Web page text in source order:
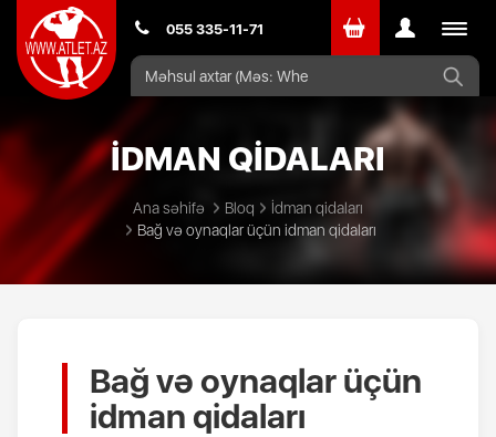
055 335-11-71
Toggle
İDMAN QİDALARI
Ana səhifə Bloq
İdman qidaları
Bağ və oynaqlar üçün idman qidaları
Bağ və oynaqlar üçün
idman qidaları